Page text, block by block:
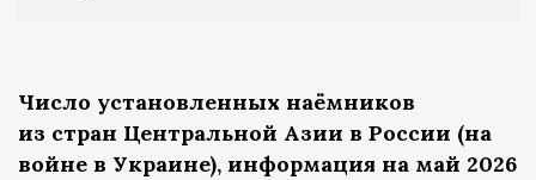
Число установленных наёмников
из стран Центральной Азии в России (на
войне в Украине), информация на май 2026